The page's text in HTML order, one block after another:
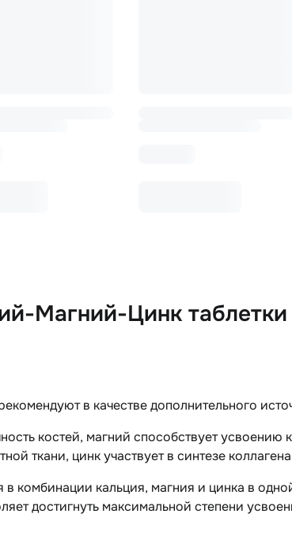
Магний-Цинк
в качестве дополнительного
костей, магний способствует усвоению
ткани, цинк участвует в синтезе
комбинации кальция, магния и цинка в
достигнуть максимальной степени